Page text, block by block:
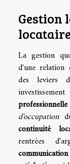
Gestion
locataire
La gestion
d'une relation
des leviers
professionnelle
d'occupation
continuité
rentrées